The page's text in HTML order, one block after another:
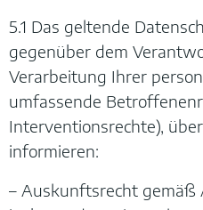
5.1 Das geltende
gegenüber dem
Verarbeitung Ihrer
umfassende
Interventionsrechte),
informieren:
– Auskunftsrecht gemäß